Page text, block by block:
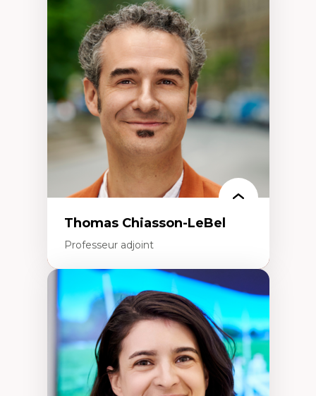
Économie circulaire
Modèles d’affaires durables
Histoire des faits économiques
Gestion durable des ressources naturelles
Écologie industrielle
Aménagement durable du territoire
Développement régional
Coopératives
Télétravail en milieu rural francophone
Transition socio-écologique
Thomas Chiasson-LeBel
Professeur adjoint
Expertises
Théories du développement
Économie politique comparée
Élites économiques
Sociologie économique
Extractivisme
Classes sociales
Mouvements sociaux
Théories de l’État